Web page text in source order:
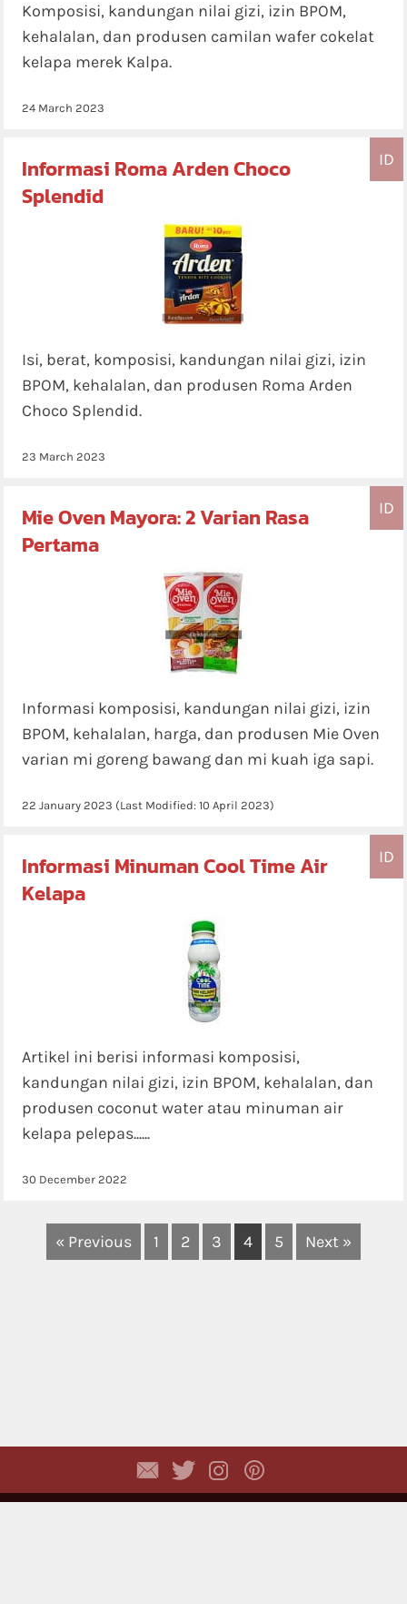
Komposisi, kandungan nilai gizi, izin BPOM,
kehalalan, dan produsen camilan wafer cokelat
kelapa merek Kalpa.
24 March 2023
ID
Informasi Roma Arden Choco
Splendid
Isi, berat, komposisi, kandungan nilai gizi, izin
BPOM, kehalalan, dan produsen Roma Arden
Choco Splendid.
23 March 2023
ID
Mie Oven Mayora: 2 Varian Rasa
Pertama
Informasi komposisi, kandungan nilai gizi, izin
BPOM, kehalalan, harga, dan produsen Mie Oven
varian mi goreng bawang dan mi kuah iga sapi.
22 January 2023 (Last Modified:10 April 2023)
ID
Informasi Minuman Cool Time Air
Kelapa
Artikel ini berisi informasi komposisi,
kandungan nilai gizi, izin BPOM, kehalalan, dan
produsen coconut water atau minuman air
kelapa pelepas......
30 December 2022
« Previous 1 2 3 4 5 Next »